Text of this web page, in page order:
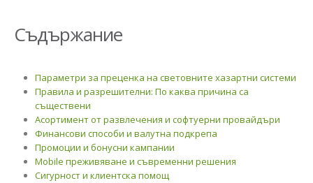
Съдържание
Параметри за преценка на световните хазартни системи
Правила и разрешителни: По каква причина са
съществени
Асортимент от развлечения и софтуерни провайдъри
Финансови способи и валутна подкрепа
Промоции и бонусни кампании
Mobile преживяване и съвременни решения
Сигурност и клиентска помощ